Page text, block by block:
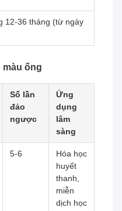
12-36 tháng (từ ngày
ống
Số lần
đảo
ngược
Ứng
dụng
lâm
sàng
5-6
Hóa học
huyết
thanh,
miễn
dịch học